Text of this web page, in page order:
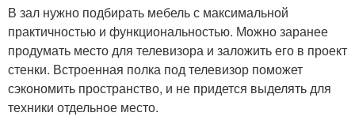
В зал нужно подбирать мебель с максимальной
практичностью и функциональностью. Можно заранее
продумать место для телевизора и заложить его в проект
стенки. Встроенная полка под телевизор поможет
сэкономить пространство, и не придется выделять для
техники отдельное место.